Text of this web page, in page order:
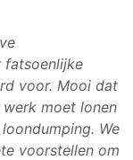
fatsoenlijke
voor. Mooi dat
moet lonen
We
voorstellen om